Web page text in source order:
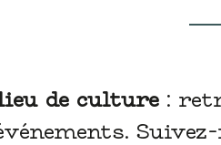
de culture :